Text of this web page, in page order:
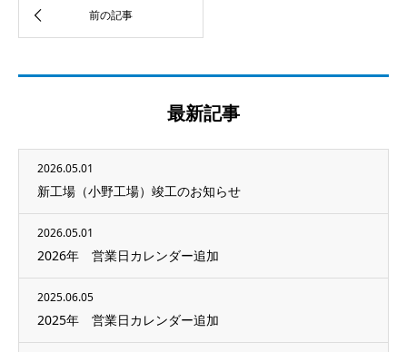
最新記事
2026.05.01
新工場（小野工場）竣工のお知らせ
2026.05.01
2026年 営業日カレンダー追加
2025.06.05
2025年 営業日カレンダー追加